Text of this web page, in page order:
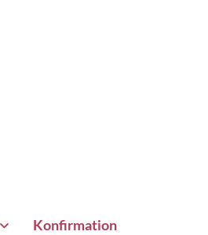
Konfirmation